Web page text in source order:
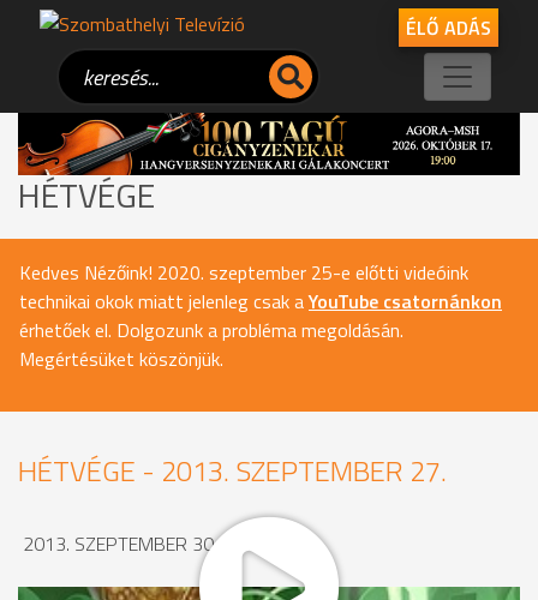
ÉLŐ ADÁS
HÉTVÉGE
Kedves Nézőink! 2020. szeptember 25-e előtti videóink
technikai okok miatt jelenleg csak aYouTube csatornánkon
érhetőek el. Dolgozunk a probléma megoldásán.
Megértésüket köszönjük.
HÉTVÉGE - 2013. SZEPTEMBER 27.
2013. SZEPTEMBER 30., 15:58